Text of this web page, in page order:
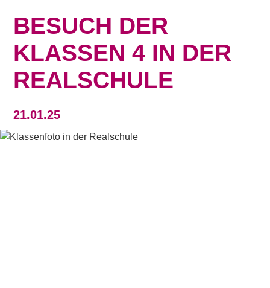
BESUCH DER
KLASSEN 4 IN DER
REALSCHULE
21.01.25